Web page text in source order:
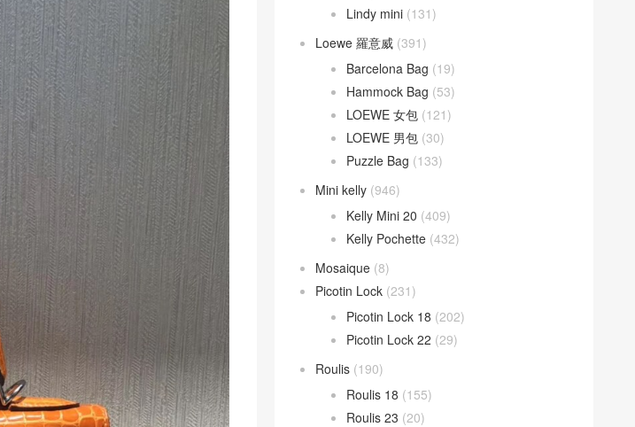
Lindy mini (131)
Loewe 羅意威 (391)
Barcelona Bag (19)
Hammock Bag (53)
LOEWE 女包 (121)
LOEWE 男包 (30)
Puzzle Bag (133)
Mini kelly (946)
Kelly Mini 20 (409)
Kelly Pochette (432)
Mosaique (8)
Picotin Lock (231)
Picotin Lock 18 (202)
Picotin Lock 22 (29)
Roulis (190)
Roulis 18 (155)
Roulis 23 (20)